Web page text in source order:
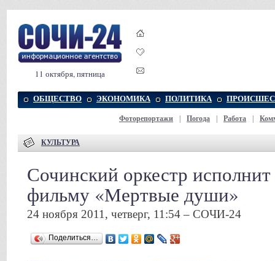
11 октября, пятница
ОБЩЕСТВО ЭКОНОМИКА ПОЛИТИКА
Фоторепортажи Погода Работа
КУЛЬТУРА
Сочинский оркестр
фильму «Мертвые души»
24 ноября 2011, четверг, 11:54 – СОЧИ-24
Поделиться…